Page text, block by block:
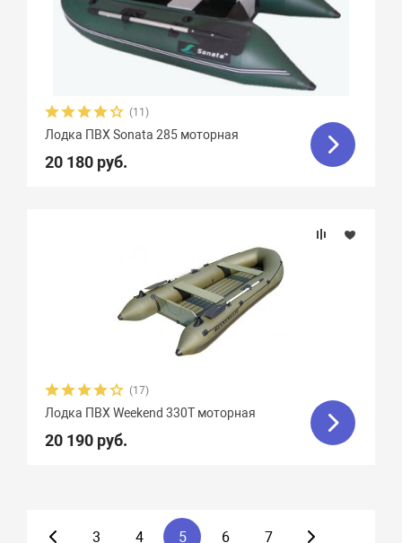
(11)
Лодка ПВХ Sonata 285 моторная
20 180 руб.
(17)
Лодка ПВХ Weekend 330T моторная
20 190 руб.
3 4 5 6 7